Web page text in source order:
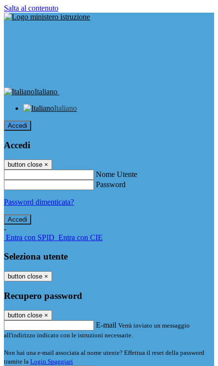
Salta al contenuto
Italiano
Italiano
Accedi
Accedi
button close ×
Nome Utente
Password
Password dimenticata?
-
Entra con SPID Entra con CIE
Seleziona utente
button close ×
Recupero password
button close ×
E-mail Verrà inviato un messaggio
all'indirizzo indicato con le istruzioni necessarie.
Non hai una e-mail associata al nome utente? Effettua il reset della password
tramite la Login Spaggiari